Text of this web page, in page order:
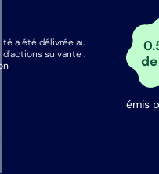
a été délivrée au
suivante :
émis
vous intéresse